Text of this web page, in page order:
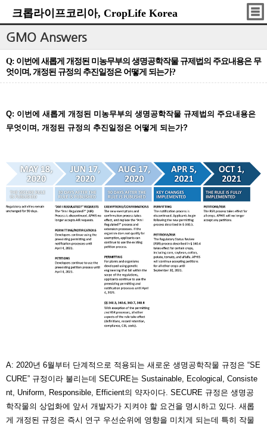
크롭라이프코리아, CropLife Korea
GMO Answers
Q: 이번에 새롭게 개정된 미농무부의 생명공학작물 규제법의 주요내용은 무
엇이며, 개정된 규정의 추진일정은 어떻게 되는가?
Q: 이번에 새롭게 개정된 미농무부의 생명공학작물 규제법의 주요내용은
무엇이며, 개정된 규정의 추진일정은 어떻게 되는가?
A: 2020년 6월부터 단계적으로 적용되는 새로운 생명공학작물 규정은 “SE
CURE” 규정이라 불리는데 SECURE는 Sustainable, Ecological, Consiste
nt, Uniform, Responsible, Efficient의 약자이다. SECURE 규정은 생명공
학작물의 상업화에 앞서 개발자가 지켜야 할 요건을 명시하고 있다. 새롭
게 개정된 규정은 즉시 연구 우선순위에 영향을 미치게 되는데 특히 작물